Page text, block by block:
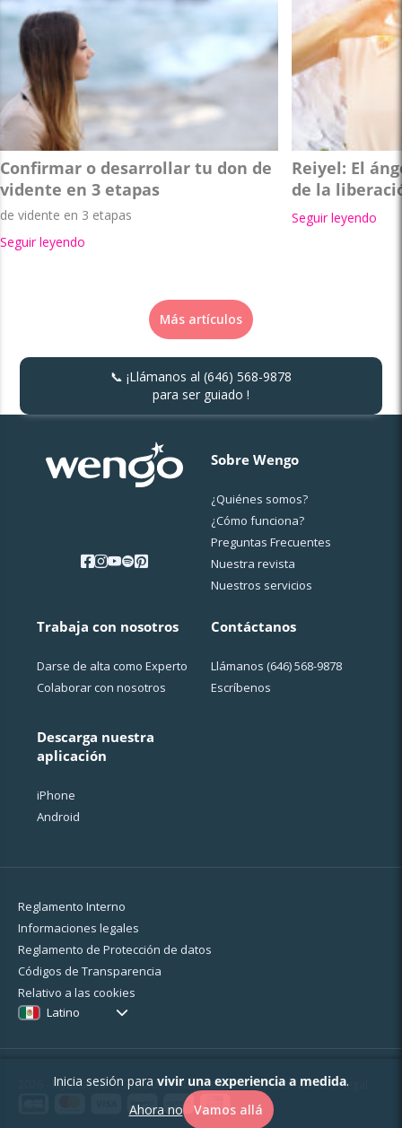
Confirmar o desarrollar tu don de
vidente en 3 etapas
de vidente en 3 etapas
Seguir leyendo
Reiyel: El
de la
Seguir leyendo
Más artículos
📞 ¡Llámanos al (646) 568-9878
para ser guiado !
Sobre Wengo
¿Quiénes somos?
¿Cо́mo funciona?
Preguntas Frecuentes
Nuestra revista
Nuestros servicios
Trabaja con nosotros
Darse de alta como Experto
Colaborar con nosotros
Descarga nuestra
aplicación
iPhone
Android
Contáctanos
Llámanos (646) 568-9878
Escríbenos
Reglamento Interno
Informaciones legales
Reglamento de Protección de datos
Códigos de Transparencia
Relativo a las cookies
Latino
2026 - MyBestPro - 75 rue d'Amsterdam - 75008 Paris - Mención legal
Inicia sesión para vivir una experiencia a medida.
Ahora no
Vamos allá